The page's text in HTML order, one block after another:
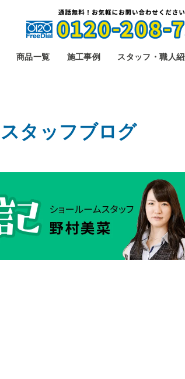
商品一覧 施工事例 スタッフ・職人
スタッフブログ